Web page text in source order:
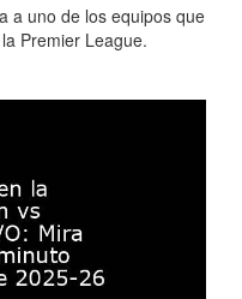
a uno de los equipos que
Premier League.